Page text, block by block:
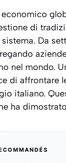
di
Da
nel mondo.
di affrontare
italiano.
ha